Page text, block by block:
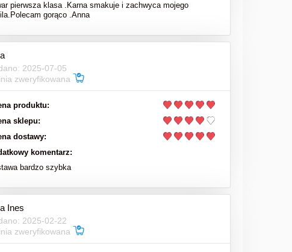
pierwsza klasa .Karna smakuje i zachwyca mojego
gorąco .Anna
2025-07-05
zweryfikowana
produktu:
sklepu:
dostawy:
komentarz:
bardzo szybka
Ines
2025-02-22
zweryfikowana